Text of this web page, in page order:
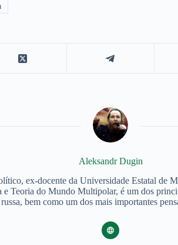
Aleksandr Dugin
ex-docente da Universidade Estatal de
e Teoria do Mundo Multipolar, é um dos
bem como um dos mais importantes